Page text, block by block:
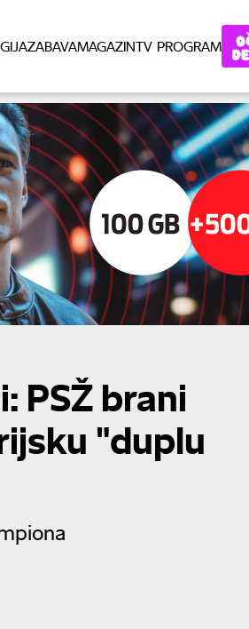
ZABAVAMAGAZINTV PROGRAM
PSŽ brani
"duplu